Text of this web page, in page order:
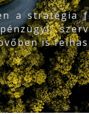
a stratégia
is